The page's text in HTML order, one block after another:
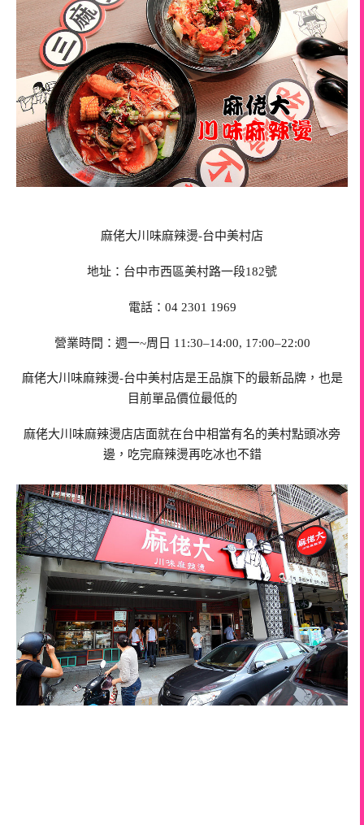
麻佬大川味麻辣燙-台中美村店
地址：台中市西區美村路一段182號
電話：04 2301 1969
營業時間：週一~周日 11:30–14:00, 17:00–22:00
麻佬大川味麻辣燙-台中美村店是王品旗下的最新品牌，也是
目前單品價位最低的
麻佬大川味麻辣燙店店面就在台中相當有名的美村點頭冰旁
邊，吃完麻辣燙再吃冰也不錯